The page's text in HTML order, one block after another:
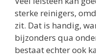
sterke reinigers,
zit. Dat is handig,
bijzonders qua
bestaat echter ook